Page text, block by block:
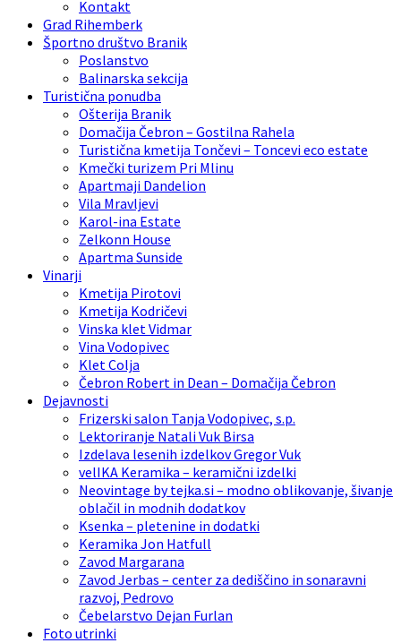
Kontakt
Grad Rihemberk
Športno društvo Branik
Poslanstvo
Balinarska sekcija
Turistična ponudba
Ošterija Branik
Domačija Čebron – Gostilna Rahela
Turistična kmetija Tončevi – Toncevi eco estate
Kmečki turizem Pri Mlinu
Apartmaji Dandelion
Vila Mravljevi
Karol-ina Estate
Zelkonn House
Apartma Sunside
Vinarji
Kmetija Pirotovi
Kmetija Kodričevi
Vinska klet Vidmar
Vina Vodopivec
Klet Colja
Čebron Robert in Dean – Domačija Čebron
Dejavnosti
Frizerski salon Tanja Vodopivec, s.p.
Lektoriranje Natali Vuk Birsa
Izdelava lesenih izdelkov Gregor Vuk
velIKA Keramika – keramični izdelki
Neovintage by tejka.si – modno oblikovanje, šivanje
oblačil in modnih dodatkov
Ksenka – pletenine in dodatki
Keramika Jon Hatfull
Zavod Margarana
Zavod Jerbas – center za dediščino in sonaravni
razvoj, Pedrovo
Čebelarstvo Dejan Furlan
Foto utrinki